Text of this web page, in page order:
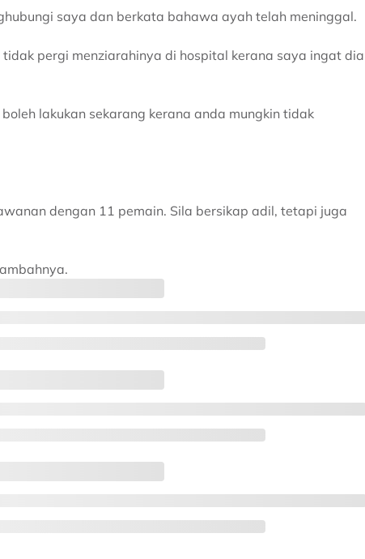
saya dan berkata bahawa ayah telah meninggal.
pergi menziarahinya di hospital kerana saya ingat dia
lakukan sekarang kerana anda mungkin tidak
dengan 11 pemain. Sila bersikap adil, tetapi juga